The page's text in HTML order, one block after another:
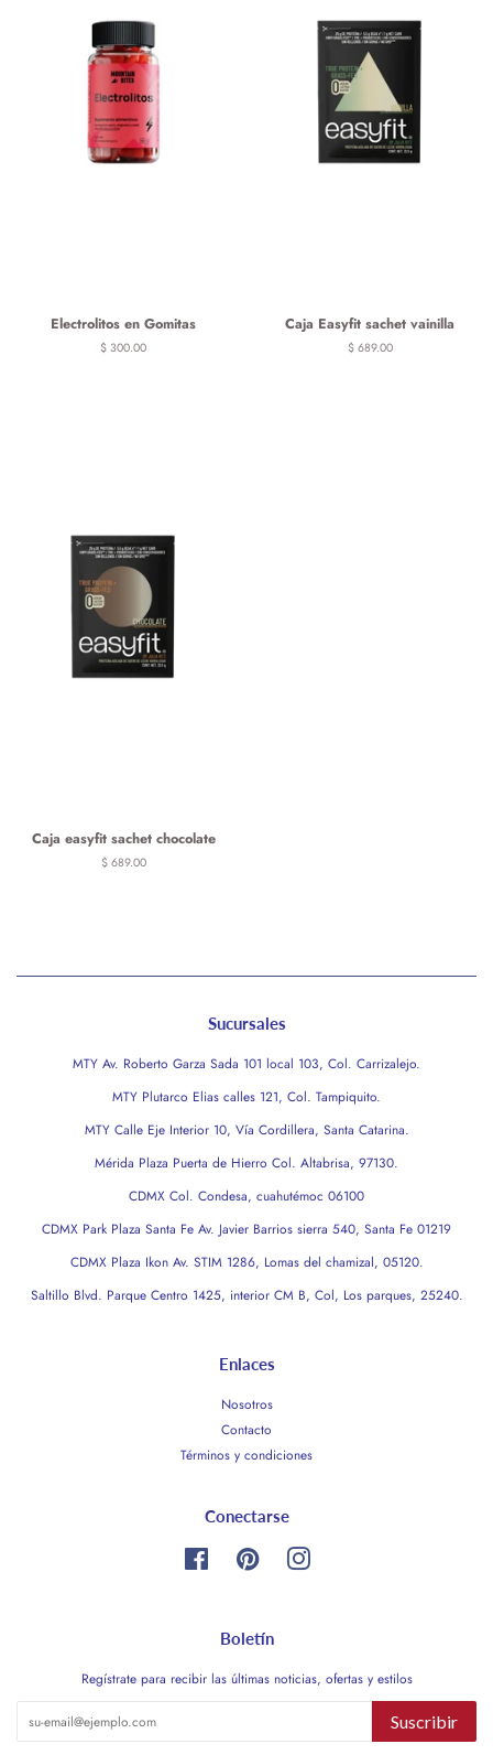
Electrolitos en Gomitas
Precio
$ 300.00
Caja Easyfit sachet vainilla
Precio
$ 689.00
Caja easyfit sachet chocolate
Precio
$ 689.00
Sucursales
MTY Av. Roberto Garza Sada 101 local 103, Col. Carrizalejo.
MTY Plutarco Elias calles 121, Col. Tampiquito.
MTY Calle Eje Interior 10, Vía Cordillera, Santa Catarina.
Mérida Plaza Puerta de Hierro Col. Altabrisa, 97130.
CDMX Col. Condesa, cuahutémoc 06100
CDMX Park Plaza Santa Fe Av. Javier Barrios sierra 540, Santa Fe 01219
CDMX Plaza Ikon Av. STIM 1286, Lomas del chamizal, 05120.
Saltillo Blvd. Parque Centro 1425, interior CM B, Col, Los parques, 25240.
Enlaces
Nosotros
Contacto
Términos y condiciones
Conectarse
FacebookPinterestInstagram
Boletín
Regístrate para recibir las últimas noticias, ofertas y estilos
Suscribir